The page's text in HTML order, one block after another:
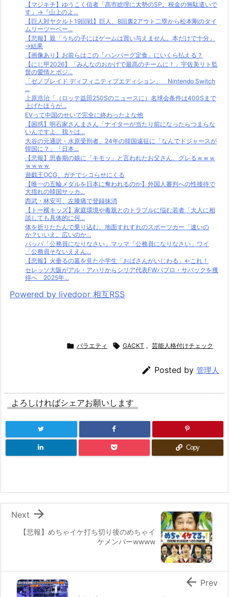
【マジキチ】ゆうこく信者「高市総理に大勢のSP。税金の無駄遣いで
す」→『山上のよ...
【巨人対ヤクルト19回戦】巨人、8回裏2アウト二塁から松本剛のタイ
ムリーツーベー...
【悲報】親「うちの子にはゲームは買い与えません。本だけで十分」
→結果
【画像あり】お前らはこの「ハンバーグ定食」にいくら払える？
【にじ甲2026】「みんなのおかげで最高のチームに！」宇佐美リト監
督の愛情とポジ...
「ゼノブレイド ディフィニティブエディション」 Nintendo Switch
...
上原浩治「（ロッテ益田250Sのニュースに）名球会条件は400Sまで
上げたほうが...
EVって中国のせいで完全に終わったよな他
【困惑】明石家さんまさん「ナイターが当たり前になったらつまらな
いんですよ、我々は...
大谷の元通訳・水原受刑者、24年の韓国遠征に「なんでドジャースが
韓国に？」「日本...
【悲報】思春期の娘に「キモッ」と言われたお父さん、グレるｗｗｗ
ｗｗｗｗ
遊戯王OCG、ガチでシコらせにくる
【唯一の五輪メダルを日本に奪われるのか】外国人審判への性接待で
大揺れの韓国サッカ...
西武・林安可、左膝痛で登録抹消
【トー横キッズ】家庭環境や毒親とのトラブルに悩む若者「大人に相
談しても具体的に何...
体を折りたたんで乗り込む、地面すれすれのスポーツカー「速いの
か？いいえ。広いのか...
パッパ「公務員になりなさい」マッマ「公務員になりなさい」ワイ
「公務員そないええん...
【悲報】火垂るの墓を見た小学生「おばさんがいじわる」←これ！
セレッソ大阪がアル・アハリからシリア代表FWパブロ・サバックを獲
得へ 2025年...
Powered by livedoor 相互RSS
 バラエティ  GACKT , 芸能人格付けチェック
 Posted by 管理人
よろしければシェアお願いします
Copy
【悲報】めちゃイケ打ち切り後のめちゃイ
ケメンバーwwww

Next
 Prev